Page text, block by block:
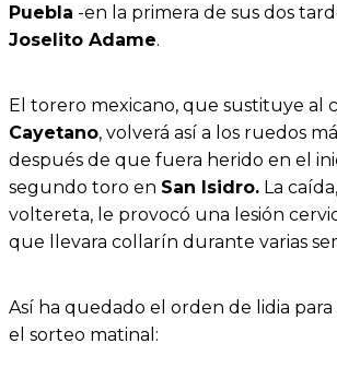
Puebla -en la primera de sus dos
Joselito Adame.
El torero mexicano, que sustituye al
Cayetano, volverá así a los ruedos
después de que fuera herido en el
segundo toro en San Isidro. La
voltereta, le provocó una lesión
que llevara collarín durante varias
Así ha quedado el orden de lidia
el sorteo matinal: